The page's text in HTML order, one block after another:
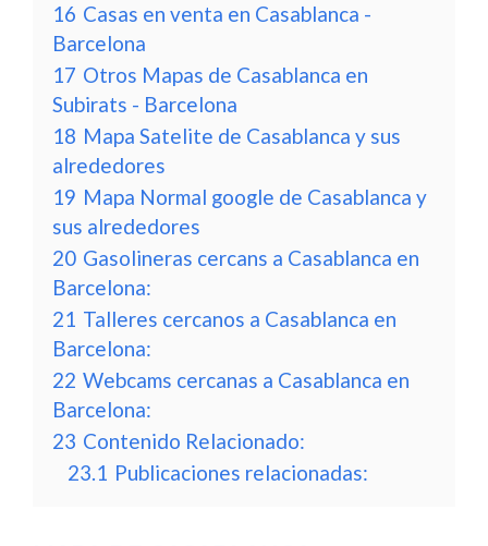
16 Casas en venta en Casablanca -
Barcelona
17 Otros Mapas de Casablanca en
Subirats - Barcelona
18 Mapa Satelite de Casablanca y sus
alrededores
19 Mapa Normal google de Casablanca y
sus alrededores
20 Gasolineras cercans a Casablanca en
Barcelona:
21 Talleres cercanos a Casablanca en
Barcelona:
22 Webcams cercanas a Casablanca en
Barcelona:
23 Contenido Relacionado:
23.1 Publicaciones relacionadas: